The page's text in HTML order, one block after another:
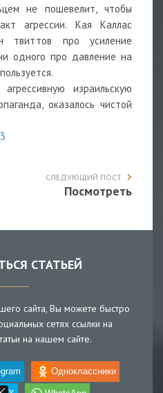
не пошевелит, чтобы
агрессии. Кая Каллас
твиттов про усиление
одного про давление на
израильскую
оказалось чистой
СЛЕДУЮЩИЙ ПОСТ
Посмотреть
СТАТЬЕЙ
сайта, Вы можете быстро
сетях ссылки на
на нашем сайте.
Одноклассники